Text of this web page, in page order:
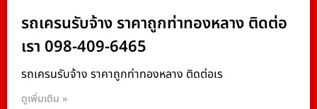
รถเครนรับจ้าง ราคาถูกท่าทองหลาง ติดต่อ
เรา 098-409-6465
รถเครนรับจ้าง ราคาถูกท่าทองหลาง ติดต่อเร
ดูเพิ่มเติม »